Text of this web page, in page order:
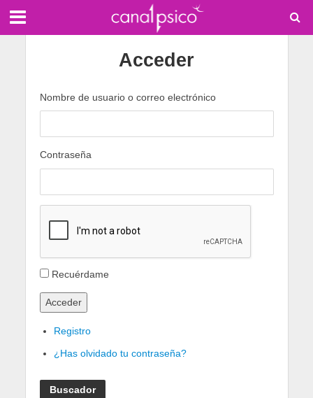
Acceder
Nombre de usuario o correo electrónico
Contraseña
Recuérdame
Acceder
Registro
¿Has olvidado tu contraseña?
Buscador